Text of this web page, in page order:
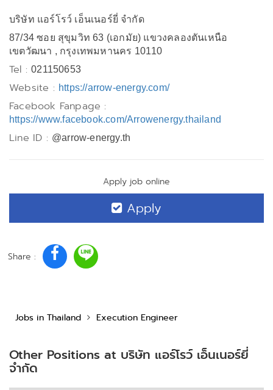
บริษัท แอร์โรว์ เอ็นเนอร์ยี่ จำกัด
87/34 ซอย สุขุมวิท 63 (เอกมัย) แขวงคลองตันเหนือ
เขตวัฒนา , กรุงเทพมหานคร 10110
Tel :021150653
Website : https://arrow-energy.com/
Facebook Fanpage :
https://www.facebook.com/Arrowenergy.thailand
Line ID : @arrow-energy.th
Apply job online
Apply
Share :
Jobs in Thailand Execution Engineer
Other Positions at บริษัท แอร์โรว์ เอ็นเนอร์ยี่
จำกัด